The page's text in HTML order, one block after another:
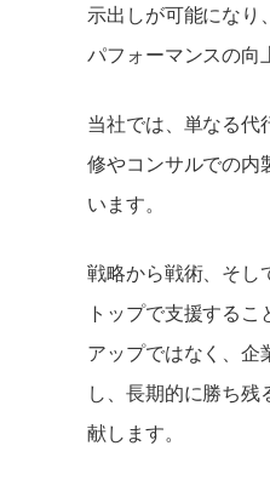
示出しが可能になり
パフォーマンスの向
当社では、単なる代
修やコンサルでの内
います。
戦略から戦術、そし
トップで支援する
アップではなく、企
し、長期的に勝ち
献します。